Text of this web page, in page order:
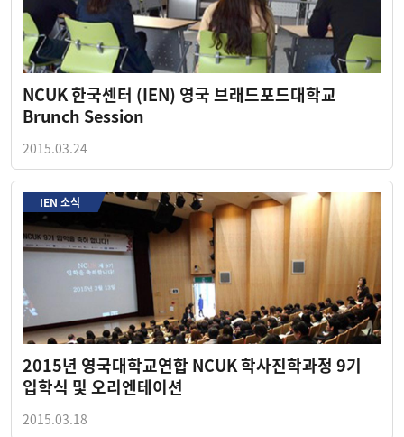
NCUK 한국센터 (IEN) 영국 브래드포드대학교
Brunch Session
2015.03.24
IEN 소식
2015년 영국대학교연합 NCUK 학사진학과정 9기
입학식 및 오리엔테이션
2015.03.18